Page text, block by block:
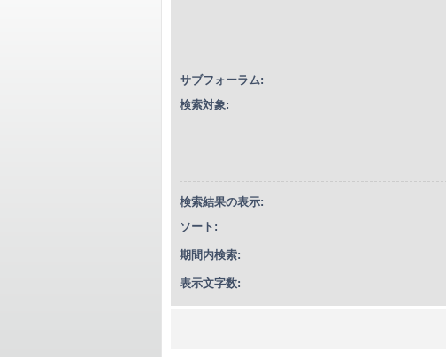
サブフォーラム:
検索対象:
検索結果の表示:
ソート:
期間内検索:
表示文字数: